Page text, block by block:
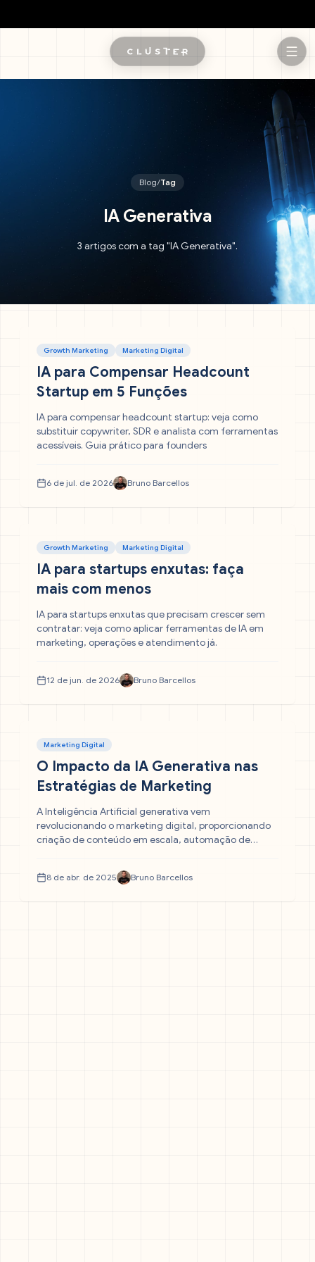
Blog/Tag
IA Generativa
3 artigos com a tag "IA Generativa".
Growth Marketing Marketing Digital
IA para Compensar Headcount
Startup em 5 Funções
IA para compensar headcount startup: veja como
substituir copywriter, SDR e analista com ferramentas
acessíveis. Guia prático para founders
6 de jul. de 2026 Bruno Barcellos
Growth Marketing Marketing Digital
IA para startups enxutas: faça
mais com menos
IA para startups enxutas que precisam crescer sem
contratar: veja como aplicar ferramentas de IA em
marketing, operações e atendimento já.
12 de jun. de 2026 Bruno Barcellos
Marketing Digital
O Impacto da IA Generativa nas
Estratégias de Marketing
A Inteligência Artificial generativa vem
revolucionando o marketing digital, proporcionando
criação de conteúdo em escala, automação de
artigo, exploramos as principais ferramentas,
benefícios e desafios dessa tecnologia, além de como
8 de abr. de 2025 Bruno Barcellos